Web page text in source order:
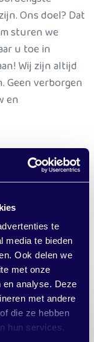
te
media te bieden
Ook delen we
met onze
analyse. Deze
met andere
die ze hebben
hun services.
Ons doel? Dat
sturen we
u toe in
Wij zijn altijd
Geen verborgen
en
Onze
Leek, Niezijl of
slot